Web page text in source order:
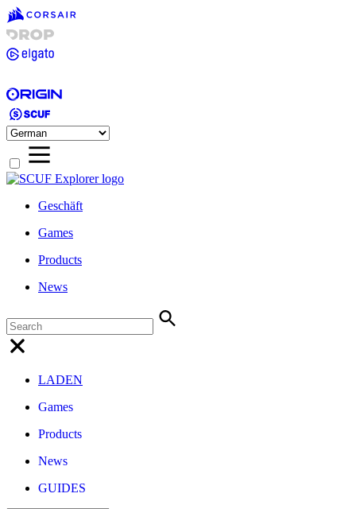
Geschäft
Games
Products
News
LADEN
Games
Products
News
GUIDES